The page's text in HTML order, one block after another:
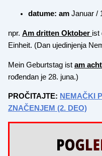
datume: am Januar /
npr. Am dritten Oktober ist
Einheit. (Dan ujedinjenja
Mein Geburtstag ist am
rođendan je 28. juna.)
PROČITAJTE: NEMAČKI
ZNAČENJEM (2. DEO)